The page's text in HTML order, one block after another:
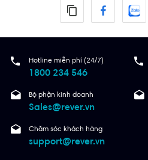
Hotline miễn phí (24/7)
1800 234 546
Bộ phận kinh doanh
Sales@rever.vn
Chăm sóc khách hàng
support@rever.vn